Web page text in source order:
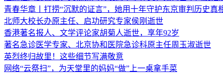
青春华章丨打捞“沉默的证言”，她用十年守护东京审判历史真
北师大校长办原主任、启功研究专家侯刚逝世
香港著名报人、文学评论家胡菊人逝世，享年92岁
著名急诊医学专家、北京协和医院急诊科原主任周玉淑逝世
英烈终归故里！这些细节写满敬意
网络“云祭扫”，为天堂里的妈妈“做”上一桌拿手菜